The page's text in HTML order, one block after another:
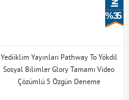
% 35
Yediiklim Yayınları Pathway To Yökdil
Sosyal Bilimler Glory Tamamı Video
Çözümlü 5 Özgün Deneme